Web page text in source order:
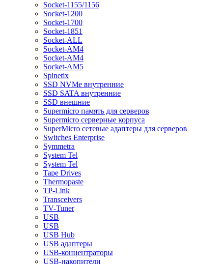
Socket-1155/1156
Socket-1200
Socket-1700
Socket-1851
Socket-ALL
Socket-AM4
Socket-AM4
Socket-AM5
Spinetix
SSD NVMe внутренние
SSD SATA внутренние
SSD внешние
Supermicro память для серверов
Supermicro серверные корпуса
SuperMicro сетевые адаптеры для серверов
Switches Enterprise
Symmetra
System Tel
System Tel
Tape Drives
Thermopaste
TP-Link
Transceivers
TV-Tuner
USB
USB
USB Hub
USB адаптеры
USB-концентраторы
USB-накопители